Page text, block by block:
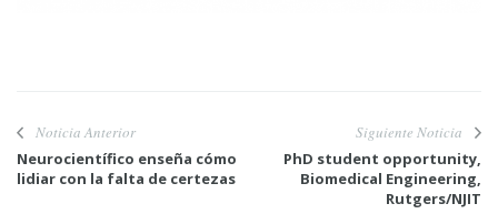
Noticia Anterior
Neurocientífico enseña cómo
lidiar con la falta de certezas
Siguiente Noticia
PhD student opportunity,
Biomedical Engineering,
Rutgers/NJIT